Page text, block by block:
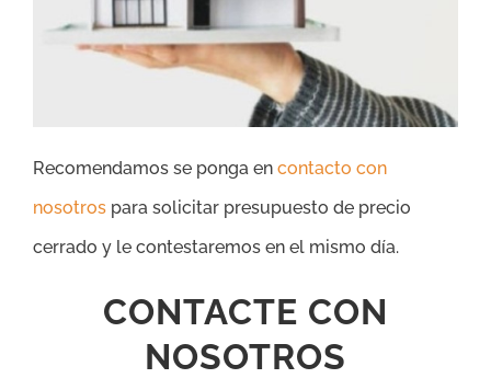
Recomendamos se ponga en contacto con
nosotros para solicitar presupuesto de precio
cerrado y le contestaremos en el mismo día.
CONTACTE CON
NOSOTROS